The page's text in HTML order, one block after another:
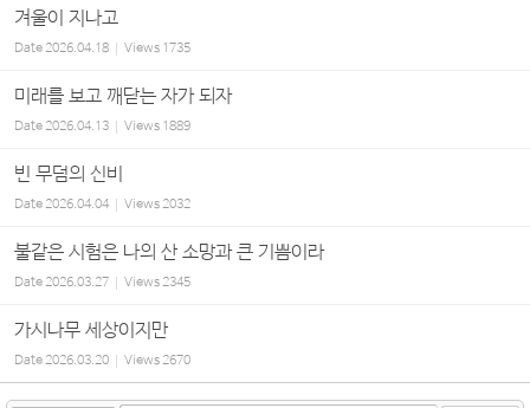
겨울이 지나고
Date2026.04.18 Views 1735
미래를 보고 깨닫는 자가 되자
Date2026.04.13 Views 1889
빈 무덤의 신비
Date2026.04.04 Views2032
불같은 시험은 나의 산 소망과 큰 기쁨이라
Date2026.03.27 Views2345
가시나무 세상이지만
Date2026.03.20 Views2670